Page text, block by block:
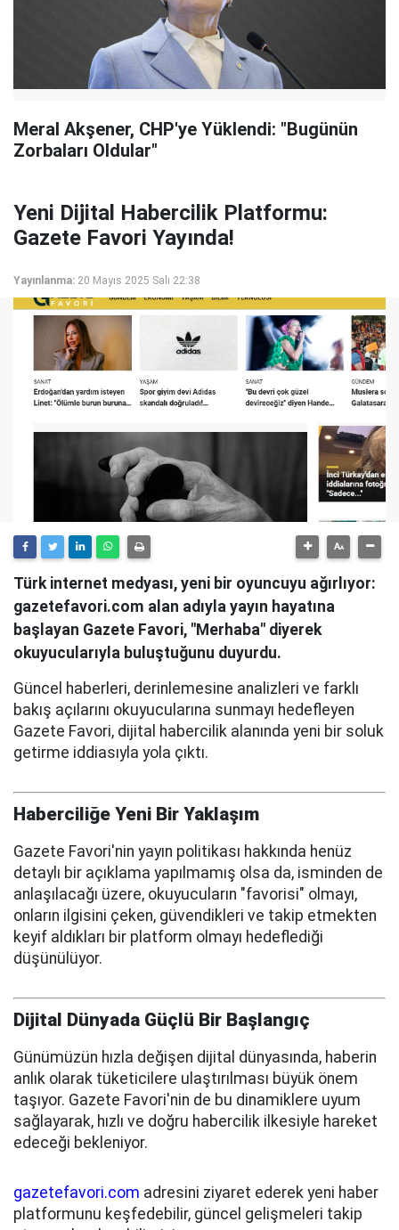
Meral Akşener, CHP'ye Yüklendi: "Bugünün
Zorbaları Oldular"
Yeni Dijital Habercilik Platformu:
Gazete Favori Yayında!
Yayınlanma: 20 Mayıs 2025 Salı 22:38
Türk internet medyası, yeni bir oyuncuyu ağırlıyor:
gazetefavori.com alan adıyla yayın hayatına
başlayan Gazete Favori, "Merhaba" diyerek
okuyucularıyla buluştuğunu duyurdu.
Güncel haberleri, derinlemesine analizleri ve farklı
bakış açılarını okuyucularına sunmayı hedefleyen
Gazete Favori, dijital habercilik alanında yeni bir soluk
getirme iddiasıyla yola çıktı.
Haberciliğe Yeni Bir Yaklaşım
Gazete Favori'nin yayın politikası hakkında henüz
detaylı bir açıklama yapılmamış olsa da, isminden de
anlaşılacağı üzere, okuyucuların "favorisi" olmayı,
onların ilgisini çeken, güvendikleri ve takip etmekten
keyif aldıkları bir platform olmayı hedeflediği
düşünülüyor.
Dijital Dünyada Güçlü Bir Başlangıç
Günümüzün hızla değişen dijital dünyasında, haberin
anlık olarak tüketicilere ulaştırılması büyük önem
taşıyor. Gazete Favori'nin de bu dinamiklere uyum
sağlayarak, hızlı ve doğru habercilik ilkesiyle hareket
edeceği bekleniyor.
gazetefavori.com adresini ziyaret ederek yeni haber
platformunu keşfedebilir, güncel gelişmeleri takip